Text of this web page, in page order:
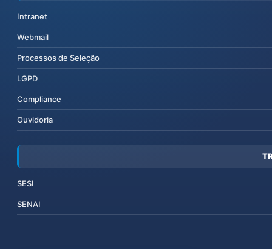
Intranet
Webmail
Processos de Seleção
LGPD
Compliance
Ouvidoria
SESI
SENAI